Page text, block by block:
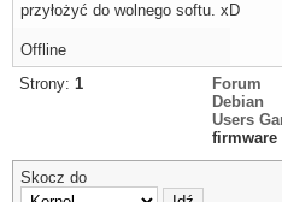
przyłożyć do wolnego softu. xD
Offline
Strony: 1
Forum
Debian
Users
firmware
Skocz do